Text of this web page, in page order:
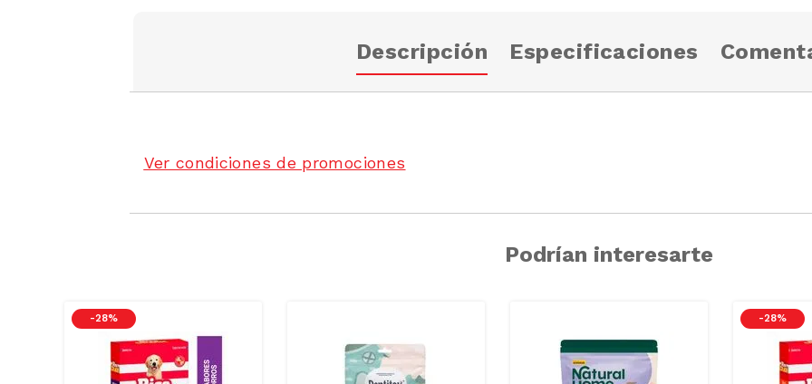
Descripción Especificaciones
Ver condiciones de promociones
Podrían interesarte
-28 % -28 %